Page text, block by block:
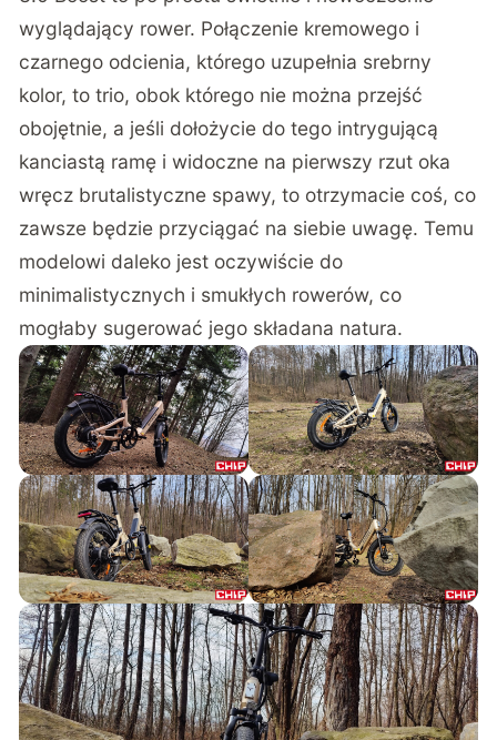
wyglądający rower. Połączenie kremowego i
czarnego odcienia, którego uzupełnia srebrny
kolor, to trio, obok którego nie można przejść
obojętnie, a jeśli dołożycie do tego intrygującą
kanciastą ramę i widoczne na pierwszy rzut oka
wręcz brutalistyczne spawy, to otrzymacie coś, co
zawsze będzie przyciągać na siebie uwagę. Temu
modelowi daleko jest oczywiście do
minimalistycznych i smukłych rowerów, co
mogłaby sugerować jego składana natura.